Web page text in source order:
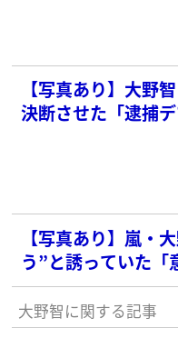
【写真あり】大野
決断させた「逮捕
【写真あり】嵐・
う”と誘っていた「
大野智に関する記事